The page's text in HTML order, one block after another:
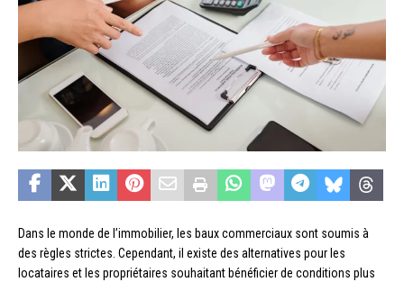
Dans le monde de l’immobilier, les baux commerciaux sont soumis à
des règles strictes. Cependant, il existe des alternatives pour les
locataires et les propriétaires souhaitant bénéficier de conditions plus